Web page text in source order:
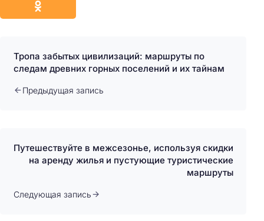
Тропа забытых цивилизаций: маршруты по
следам древних горных поселений и их тайнам
Предыдущая запись
Путешествуйте в межсезонье, используя скидки
на аренду жилья и пустующие туристические
маршруты
Следующая запись